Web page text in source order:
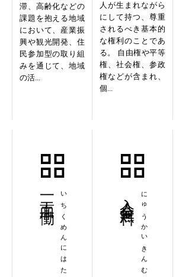
滞、高齢化などの
課題を抱える地域
において、産業振
興や観光開発、住
民参加型の取り組
みを通じて、地域
の活...
人が生まれながら
にして持つ、尊重
されるべき基本的
な権利のことであ
る。 自由権や平等
権、社会権、参政
権などが含まれ、
個...
いちくめんにはたらき
一工面二働 にゅうかいきんむりょう